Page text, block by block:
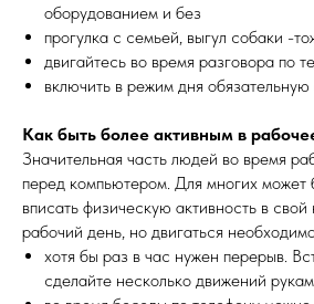
оборудованием и без
прогулка с семьей, выгул собаки -
двигайтесь во время разговора по
включить в режим дня обязательную
Как быть более активным в
Значительная часть людей во время
перед компьютером. Для многих может
вписать физическую активность в
рабочий день, но двигаться
хотя бы раз в час нужен перерыв.
сделайте несколько движений